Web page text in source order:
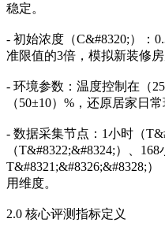
稳定。
- 初始浓度（C&#8320;）：
准限值的3倍，模拟新装修房
- 环境参数：温度控制在（
（50±10）%，还原居家日常
- 数据采集节点：1小时（
（T&#8322;&#8324;）、168
T&#8321;&#8326;&#8328;
用维度。
2.0 核心评测指标定义